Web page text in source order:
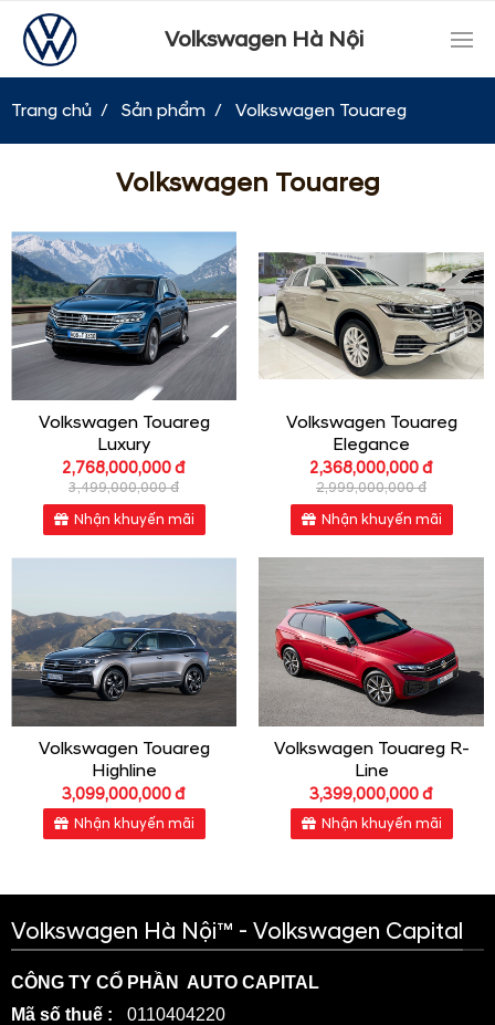
Volkswagen Hà Nội
Trang chủ Sản phẩm Volkswagen Touareg
Volkswagen Touareg
Volkswagen Touareg
Luxury
2,768,000,000 đ
3,499,000,000 đ
Nhận khuyến mãi
Volkswagen Touareg
Elegance
2,368,000,000 đ
2,999,000,000 đ
Nhận khuyến mãi
Volkswagen Touareg
Highline
3,099,000,000 đ
Nhận khuyến mãi
Volkswagen Touareg R-
Line
3,399,000,000 đ
Nhận khuyến mãi
Volkswagen Hà Nội™ - Volkswagen Capital
CÔNG TY CỔ PHẦN AUTO CAPITAL
Mã số thuế :
0110404220